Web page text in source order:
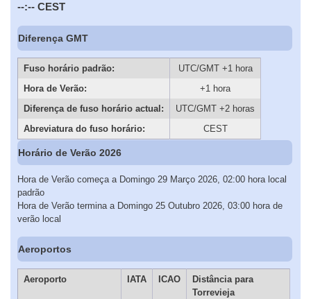
--:-- CEST
Diferença GMT
Fuso horário padrão:
UTC/GMT +1 hora
Hora de Verão:
+1 hora
Diferença de fuso horário actual:
UTC/GMT +2 horas
Abreviatura do fuso horário:
CEST
Horário de Verão 2026
Hora de Verão começa a Domingo 29 Março 2026, 02:00 hora local
padrão
Hora de Verão termina a Domingo 25 Outubro 2026, 03:00 hora de
verão local
Aeroportos
Aeroporto IATA ICAO
Distância para
Torrevieja